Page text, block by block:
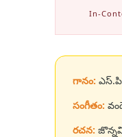
In-
గానం:
సంగీతం:
రచన: